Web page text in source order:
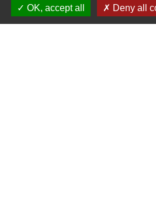
OK, accept all
Deny all